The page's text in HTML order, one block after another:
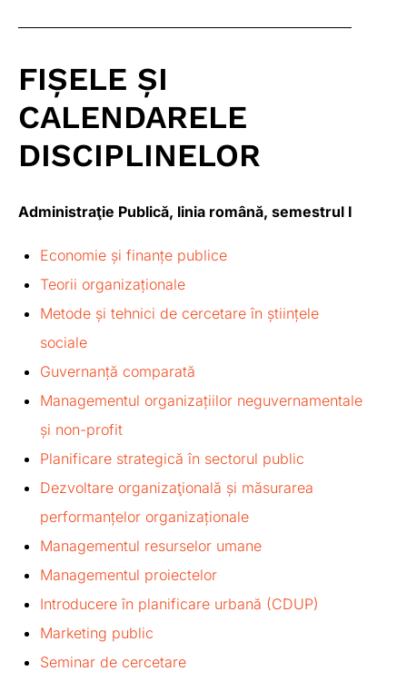
FIȘELE ȘI
CALENDARELE
DISCIPLINELOR
Administraţie Publică, linia română, semestrul I
Economie și finanțe publice
Teorii organizaționale
Metode și tehnici de cercetare în științele
sociale
Guvernanță comparată
Managementul organizațiilor neguvernamentale
și non-profit
Planificare strategică în sectorul public
Dezvoltare organizaţională și măsurarea
performanțelor organizaționale
Managementul resurselor umane
Managementul proiectelor
Introducere în planificare urbană (CDUP)
Marketing public
Seminar de cercetare